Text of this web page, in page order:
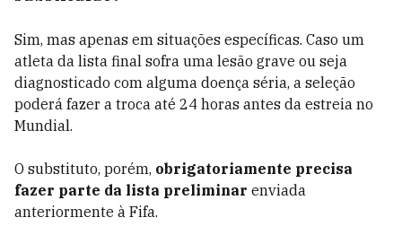
Sim, mas apenas em situações específicas. Caso um
atleta da lista final sofra uma lesão grave ou seja
diagnosticado com alguma doença séria, a seleção
poderá fazer a troca até 24 horas antes da estreia no
Mundial.
O substituto, porém, obrigatoriamente precisa
fazer parte da lista preliminar enviada
anteriormente à Fifa.